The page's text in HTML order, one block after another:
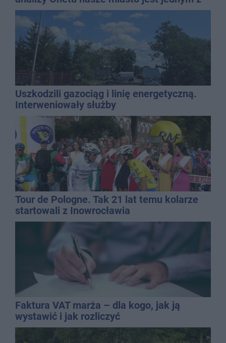
najbardziej narażonych na upały
Uszkodzili gazociąg i linię energetyczną.
Interweniowały służby
Tour de Pologne. Tak 21 lat temu kolarze
startowali z Inowrocławia
Faktura VAT marża – dla kogo, jak ją
wystawić i jak rozliczyć